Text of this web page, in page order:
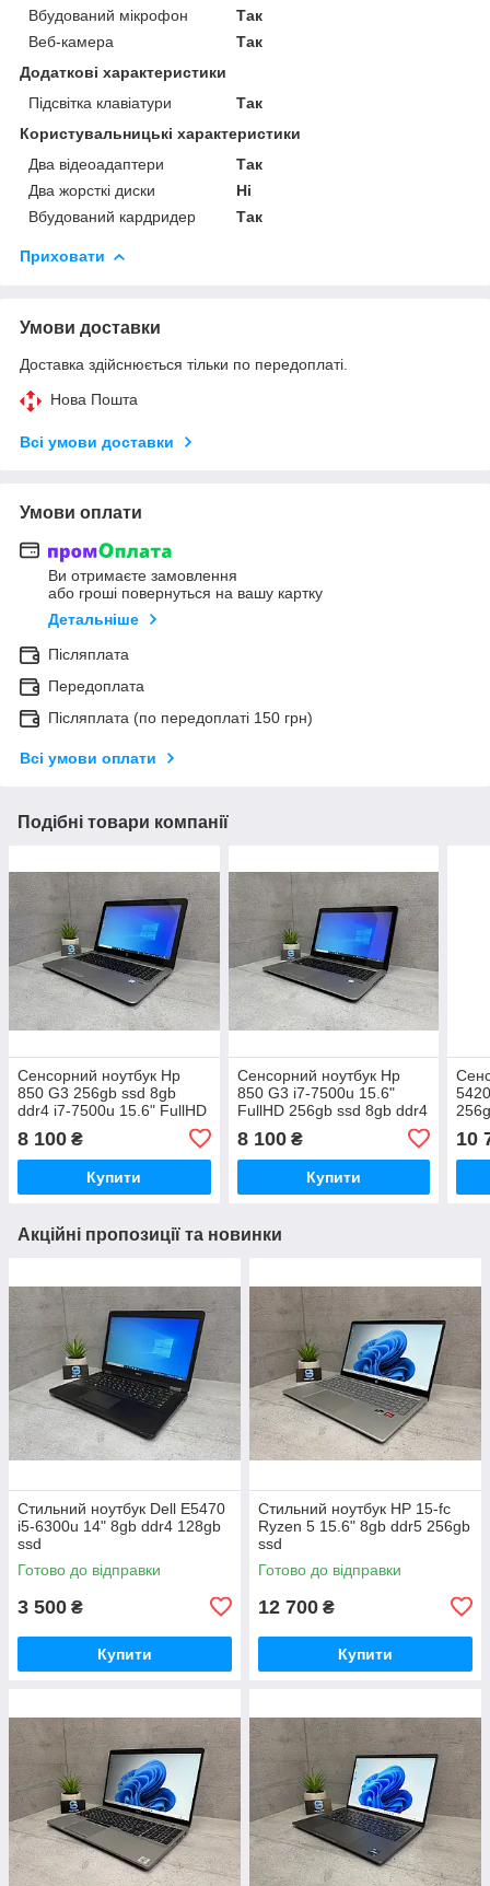
Вбудований мікрофон
Так
Веб-камера
Так
Додаткові характеристики
Підсвітка клавіатури
Так
Користувальницькі характеристики
Два відеоадаптери
Так
Два жорсткі диски
Ні
Вбудований кардридер
Так
Приховати
Умови доставки
Доставка здійснюється тільки по передоплаті.
Нова Пошта
Всі умови доставки
Умови оплати
Ви отримаєте замовлення
або гроші повернуться на вашу картку
Детальніше
Післяплата
Передоплата
Післяплата (по передоплаті 150 грн)
Всі умови оплати
Подібні товари компанії
Сенсорний ноутбук Hp
850 G3 256gb ssd 8gb
ddr4 i7-7500u 15.6" FullHD
8 100 ₴
Купити
Сенсорний ноутбук Hp
850 G3 i7-7500u 15.6"
FullHD 256gb ssd 8gb ddr4
8 100₴
Купити
10
Акційні пропозиції та новинки
Стильний ноутбук Dell E5470
i5-6300u 14" 8gb ddr4 128gb
ssd
Готово до відправки
3 500 ₴
Купити
Стильний ноутбук HP 15-fc
Ryzen 5 15.6" 8gb ddr5 256gb
ssd
Готово до відправки
12 700 ₴
Купити